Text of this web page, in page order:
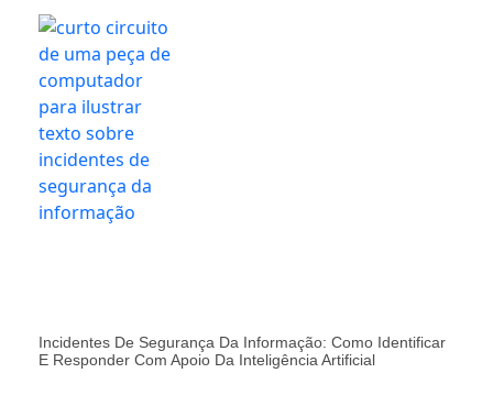
Incidentes De Segurança Da Informação: Como Identificar
E Responder Com Apoio Da Inteligência Artificial